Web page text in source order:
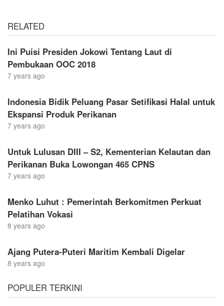
RELATED
Ini Puisi Presiden Jokowi Tentang Laut di
Pembukaan OOC 2018
7 years ago
Indonesia Bidik Peluang Pasar Setifikasi Halal untuk
Ekspansi Produk Perikanan
7 years ago
Untuk Lulusan DIII – S2, Kementerian Kelautan dan
Perikanan Buka Lowongan 465 CPNS
7 years ago
Menko Luhut : Pemerintah Berkomitmen Perkuat
Pelatihan Vokasi
8 years ago
Ajang Putera-Puteri Maritim Kembali Digelar
8 years ago
POPULER TERKINI